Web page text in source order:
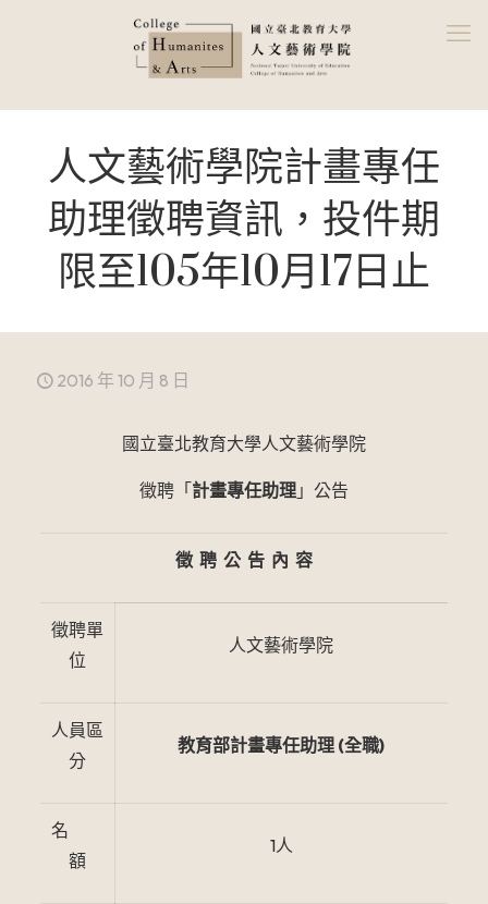
人文藝術學院計畫專任
助理徵聘資訊，投件期
限至105年10月17日止
2016 年 10 月 8 日
國立臺北教育大學人文藝術學院
徵聘「 計畫專任助理」公告
徵 聘 公 告 內 容
徵聘單
位
人文藝術學院
人員區
分
教育部計畫專任助理 (全職)
名
額
1人